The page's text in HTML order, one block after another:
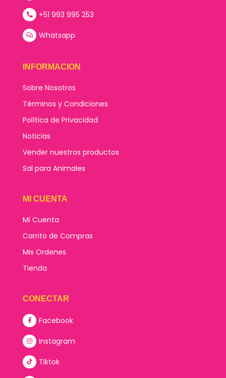
+51 993 995 253
Whatsapp
INFORMACION
Sobre Nosotros
Términos y Condiciones
Política de Privacidad
Noticias
Vender nuestros productos
Sal para Animales
MI CUENTA
Mi Cuenta
Carrito de Compras
Mis Ordenes
Tienda
CONECTAR
Facebook
Instagram
Tiktok